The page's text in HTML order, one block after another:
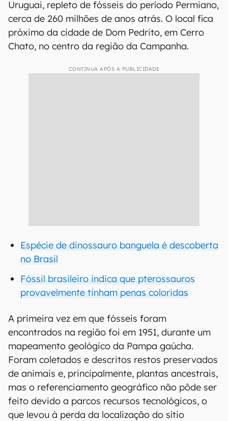
Uruguai, repleto de fósseis do período Permiano,
cerca de 260 milhões de anos atrás. O local fica
próximo da cidade de Dom Pedrito, em Cerro
Chato, no centro da região da Campanha.
CONTINUA APÓS A PUBLICIDADE
Espécie de dinossauro banguela é descoberta
no Brasil
Fóssil brasileiro indica que pterossauros
provavelmente tinham penas coloridas
A primeira vez em que fósseis foram
encontrados na região foi em 1951, durante um
mapeamento geológico da Pampa gaúcha.
Foram coletados e descritos restos preservados
de animais e, principalmente, plantas ancestrais,
mas o referenciamento geográfico não pôde ser
feito devido a parcos recursos tecnológicos, o
que levou à perda da localização do sítio